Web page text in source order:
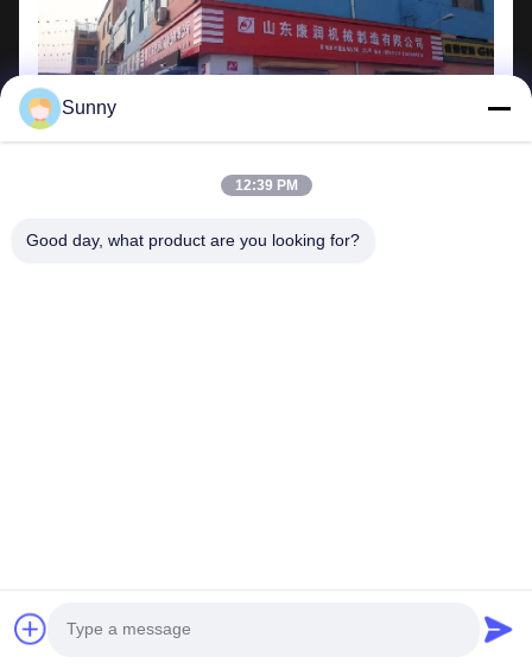
Sunny
12:39 PM
Good day, what product are you looking for?